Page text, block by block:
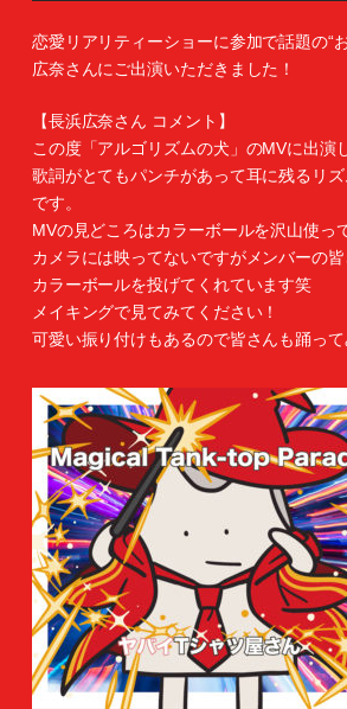
恋愛リアリティーショーに参加で話題の“
広奈さんにご出演いただきました！
【長浜広奈さん コメント】
この度「アルゴリズムの犬」のMVに出演
歌詞がとてもパンチがあって耳に残るリ
です。
MVの見どころはカラーボールを沢山使っ
カメラには映ってないですがメンバーの
カラーボールを投げてくれています笑
メイキングで見てみてください！
可愛い振り付けもあるので皆さんも踊って